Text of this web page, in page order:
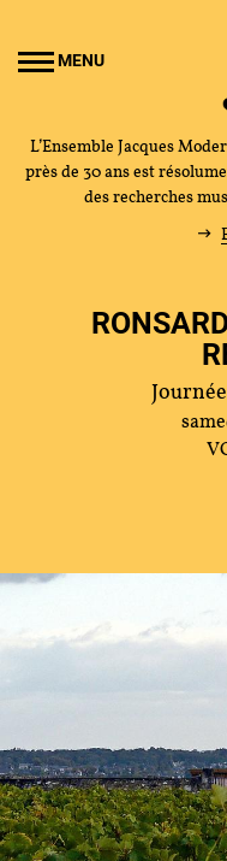
MENU
L’Ensemble Jacques
près de 30 ans est
des recherches